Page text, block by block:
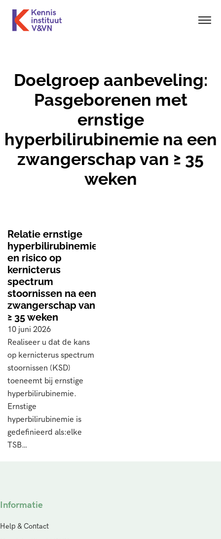
Doelgroep aanbeveling:
Pasgeborenen met
ernstige
hyperbilirubinemie na een
zwangerschap van ≥ 35
weken
Relatie ernstige
hyperbilirubinemie
en risico op
kernicterus
spectrum
stoornissen na een
zwangerschap van
≥ 35 weken
10 juni 2026
Realiseer u dat de kans
op kernicterus spectrum
stoornissen (KSD)
toeneemt bij ernstige
hyperbilirubinemie.
Ernstige
hyperbilirubinemie is
gedefinieerd als:elke
TSB…
Informatie
Help & Contact